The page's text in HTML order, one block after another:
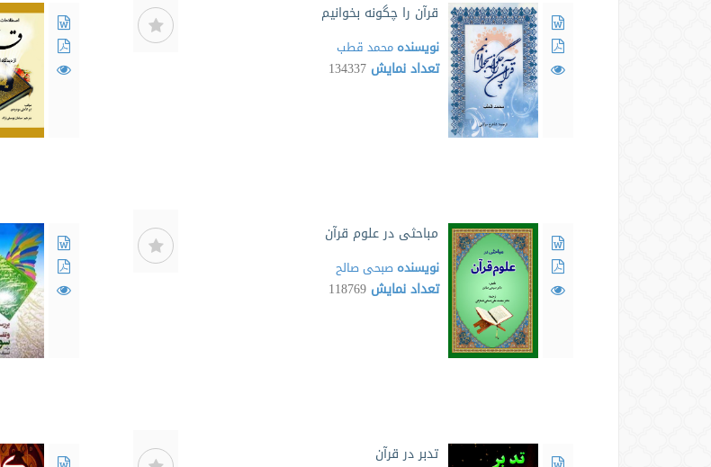
قرآن را چگونه بخوانیم
نویسنده محمد قطب
تعداد نمایش 134337
مباحثی در علوم قرآن
نویسنده صبحی صالح
تعداد نمایش 118769
تدبر در قرآن